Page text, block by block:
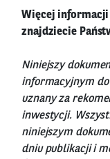
Więcej informacji
znajdziecie
Niniejszy
informacyjnym do
uznany za
inwestycji.
niniejszym
dniu publikacji i